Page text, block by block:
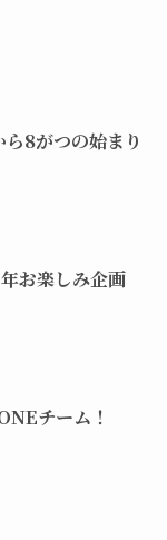
8がつの始まり
お楽しみ企画
チーム！